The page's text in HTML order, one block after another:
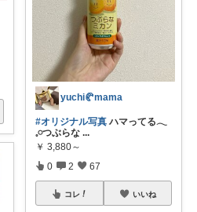
yuchi🥐mama
#オリジナル写真 ハマってる𓂃
𓈒𓏸つぶらな ...
￥ 3,880～
0 2 67
コレ いいね